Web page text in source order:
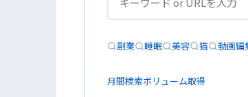
副業 睡眠 美容 猫 動画編
月間検索ボリューム取得